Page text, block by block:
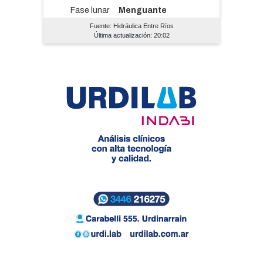
Fuente: Hidráulica Entre Ríos
Última actualización: 20:02